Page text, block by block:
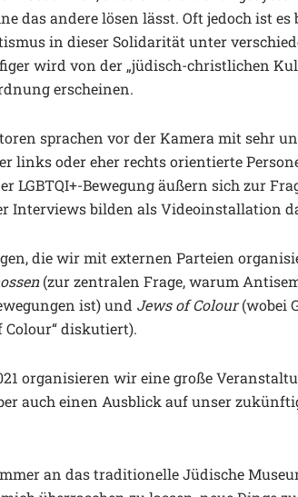
das andere lösen lässt. Oft jedoch ist
in dieser Solidarität unter
wird von der „jüdisch-christlichen
erscheinen.
sprachen vor der Kamera mit sehr
links oder eher rechts orientierte
LGBTQI+-Bewegung äußern sich zur
Interviews bilden als Videoinstallation
die wir mit externen Parteien
(zur zentralen Frage, warum
ist) und Jews of Colour(wobei
Colour“ diskutiert).
organisieren wir eine große
auch einen Ausblick auf unser
an das traditionelle Jüdische